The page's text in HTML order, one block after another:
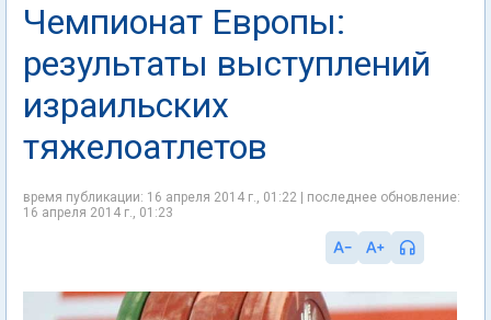
Чемпионат Европы:
результаты выступлений
израильских
тяжелоатлетов
время публикации: 16 апреля 2014 г., 01:22 | последнее обновление:
16 апреля 2014 г., 01:23